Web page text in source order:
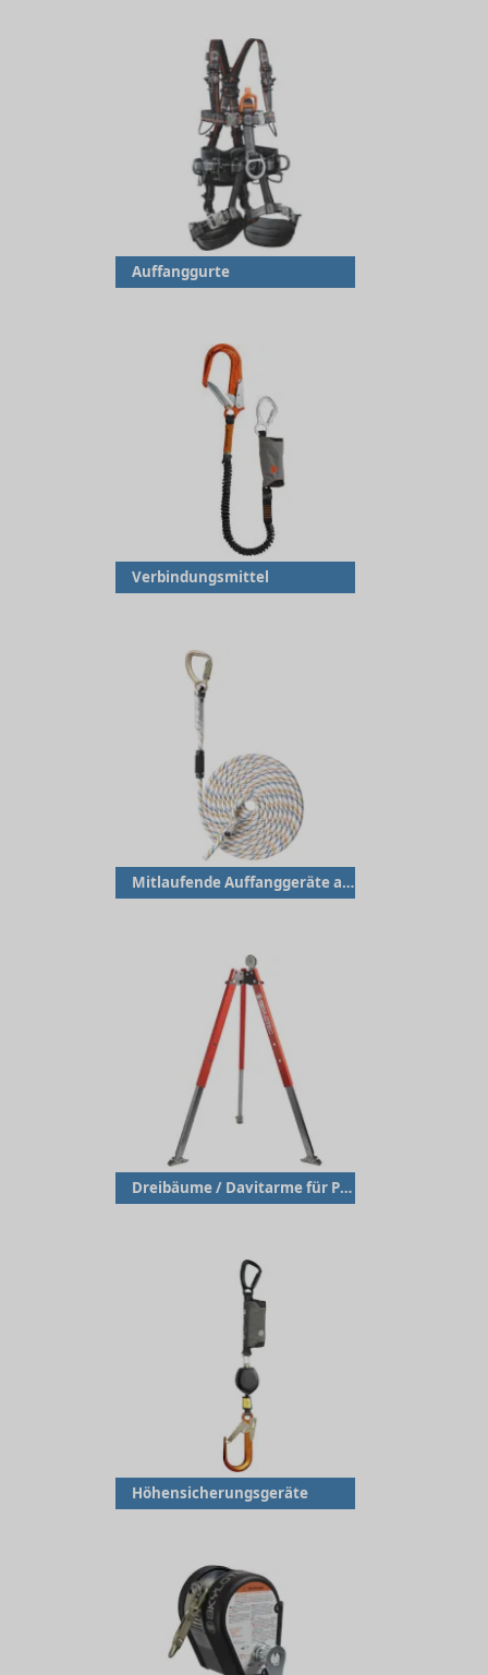
Auffanggurte
Verbindungsmittel
Mitlaufende Auffanggeräte an beweglicher Führung
Dreibäume / Davitarme für PSA
Höhensicherungsgeräte